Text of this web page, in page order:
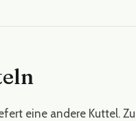
eine andere Kuttel.